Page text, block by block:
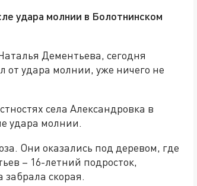
удара молнии в Болотнинском
Дементьева, сегодня
от удара молнии, уже ничего не
села Александровка в
удара молнии.
Они оказались под деревом, где
– 16-летний подросток,
забрала скорая.